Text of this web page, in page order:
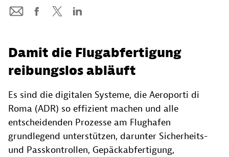
Damit die Flugabfertigung
reibungslos abläuft
Es sind die digitalen Systeme, die Aeroporti di
Roma (ADR) so effizient machen und alle
entscheidenden Prozesse am Flughafen
grundlegend unterstützen, darunter Sicherheits-
und Passkontrollen, Gepäckabfertigung,